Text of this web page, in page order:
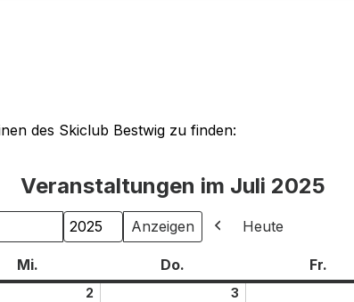
des Skiclub Bestwig zu finden:
Veranstaltungen im Juli 2025
Zurück
Heute
Mi. Do. Fr.
2 3